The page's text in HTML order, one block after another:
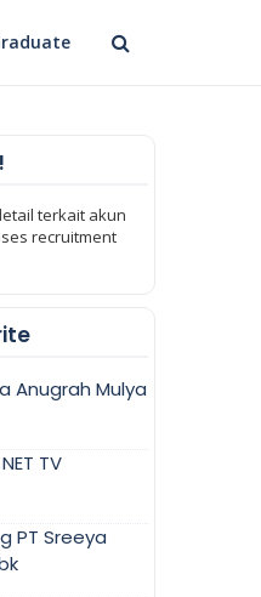
terkait akun
recruitment
Anugrah Mulya
TV
PT Sreeya